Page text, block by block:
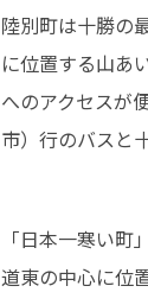
陸別町は十勝の
に位置する山あ
へのアクセスが
市）行のバスと
「日本一寒い町」
道東の中心に位